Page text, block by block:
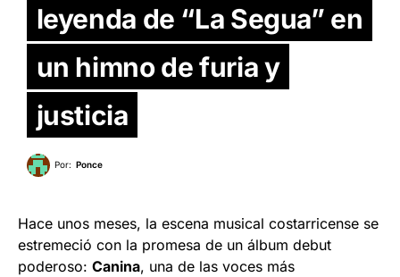
leyenda de “La Segua” en
un himno de furia y
justicia
Por: Ponce
Hace unos meses, la escena musical costarricense se
estremeció con la promesa de un álbum debut
poderoso: Canina, una de las voces más